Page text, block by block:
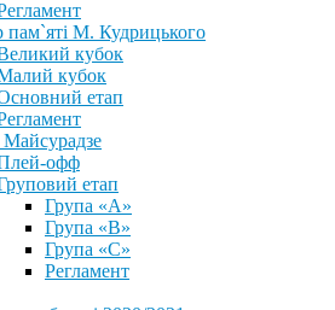
пам`яті М. Кудрицького
кубок
кубок
етап
офф
етап
Група «А»
Група «B»
Група «C»
Регламент